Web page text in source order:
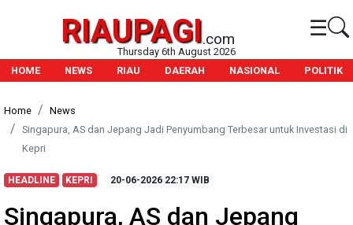
RIAUPAGI.com ☰
Thursday 6th August 2026
HOME
NEWS RIAU DAERAH NASIONAL POLITIK
Home
News
Singapura, AS dan Jepang Jadi Penyumbang Terbesar untuk Investasi di
Kepri
HEADLINE KEPRI 20-06-202622:17 WIB
Singapura, AS dan Jepang